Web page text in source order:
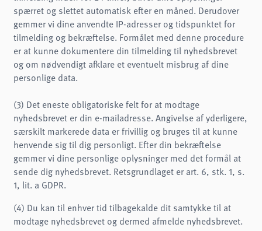
spærret og slettet automatisk efter en måned. Derudover
gemmer vi dine anvendte IP-adresser og tidspunktet for
tilmelding og bekræftelse. Formålet med denne procedure
er at kunne dokumentere din tilmelding til nyhedsbrevet
og om nødvendigt afklare et eventuelt misbrug af dine
personlige data.
(3) Det eneste obligatoriske felt for at modtage
nyhedsbrevet er din e-mailadresse. Angivelse af yderligere,
særskilt markerede data er frivillig og bruges til at kunne
henvende sig til dig personligt. Efter din bekræftelse
gemmer vi dine personlige oplysninger med det formål at
sende dig nyhedsbrevet. Retsgrundlaget er art. 6, stk. 1, s.
1, lit. a GDPR.
(4) Du kan til enhver tid tilbagekalde dit samtykke til at
modtage nyhedsbrevet og dermed afmelde nyhedsbrevet.